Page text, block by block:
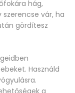
hág,
vár, ha
gördítesz
Használd
a